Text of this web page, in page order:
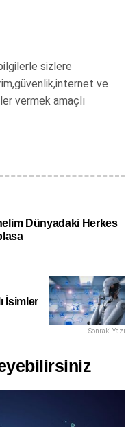
sizlere
ve
vermek amaçlı
Dünyadaki Herkes
İsimler
Sonraki Yazı